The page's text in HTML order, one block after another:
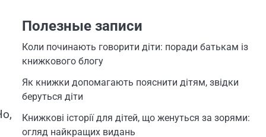
Полезные записи
Коли починають говорити діти: поради батькам із
книжкового блогу
Як книжки допомагають пояснити дітям, звідки
беруться діти
Книжкові історії для дітей, що женуться за зорями:
огляд найкращих видань